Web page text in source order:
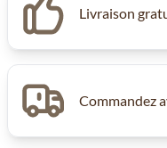
Livraison
Commandez